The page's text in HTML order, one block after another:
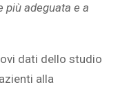
più adeguata e a
dati dello studio
alla